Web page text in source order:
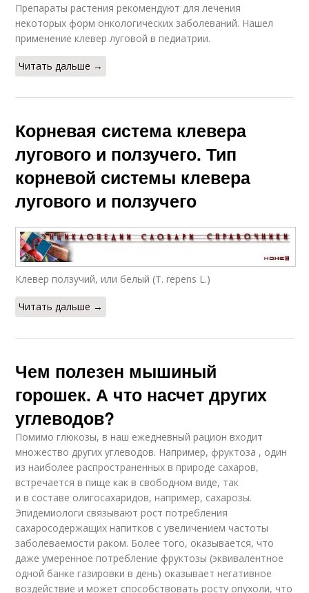
Препараты растения рекомендуют для лечения
некоторых форм онкологических заболеваний. Нашел
применение клевер луговой в педиатрии.
Читать дальше →
Корневая система клевера
лугового и ползучего. Тип
корневой системы клевера
лугового и ползучего
Клевер ползучий, или белый (Т. repens L.)
Читать дальше →
Чем полезен мышиный
горошек. А что насчет других
углеводов?
Помимо глюкозы, в наш ежедневный рацион входит
множество других углеводов. Например, фруктоза , один
из наиболее распространенных в природе сахаров,
встречается в пище как в свободном виде, так
и в составе олигосахаридов, например, сахарозы.
Эпидемиологи связывают рост потребления
сахаросодержащих напитков с увеличением частоты
заболеваемости раком. Более того, оказывается, что
даже умеренное потребление фруктозы (эквивалентное
одной банке газировки в день) оказывает негативное
воздействие и может способствовать росту опухоли, что